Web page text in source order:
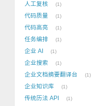
人工复核 1
代码质量 1
代码高亮 1
任务编排 1
企业 AI 1
企业搜索 1
企业文档摘要翻译台 1
企业知识库 1
传统历法 API 1